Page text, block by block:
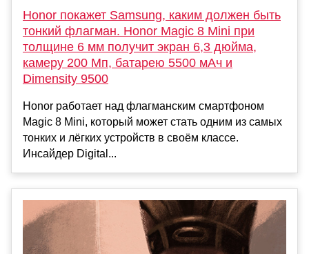
Honor покажет Samsung, каким должен быть
тонкий флагман. Honor Magic 8 Mini при
толщине 6 мм получит экран 6,3 дюйма,
камеру 200 Мп, батарею 5500 мАч и
Dimensity 9500
Honor работает над флагманским смартфоном
Magic 8 Mini, который может стать одним из самых
тонких и лёгких устройств в своём классе.
Инсайдер Digital...